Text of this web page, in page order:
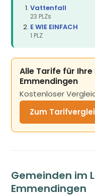
Vattenfall
23 PLZs
E WIE EINFACH
1 PLZ
Alle Tarife für
Emmendingen
Kostenloser
Zum
Gemeinden im
Emmendingen